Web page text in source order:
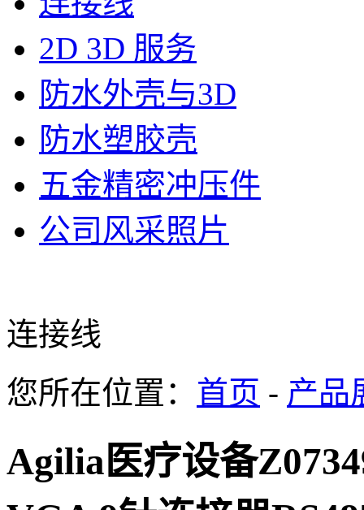
2D 3D 服务
防水外壳与3D
防水塑胶壳
五金精密冲压件
公司风采照片
连接线
您所在位置： 首页 - 产品
Agilia医疗设备